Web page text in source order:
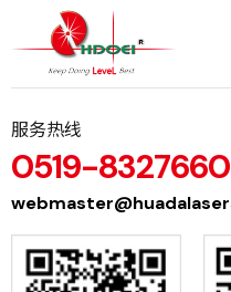
服务热线
0519-